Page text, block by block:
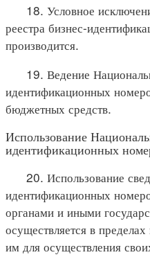
18. Условное
реестра бизнес-
производится.
19. Ведение
идентификационных
бюджетных средств.
Использование
идентификационных
20. Использование
идентификационных
органами и иными
осуществляется в
им для осуществления